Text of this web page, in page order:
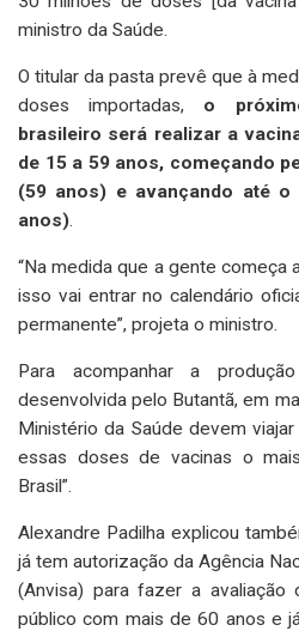
ministro da Saúde.
O titular da pasta prevê que à
doses importadas, o
brasileiro será realizar a
de 15 a 59 anos, começando
(59 anos) e avançando até
anos).
“Na medida que a gente começa
isso vai entrar no calendário
permanente”, projeta o ministro.
Para acompanhar a
desenvolvida pelo Butantã, em
Ministério da Saúde devem
essas doses de vacinas o
Brasil”.
Alexandre Padilha explicou
já tem autorização da Agência
(Anvisa) para fazer a avaliação
público com mais de 60 anos e